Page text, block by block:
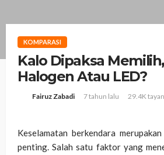
KOMPARASI
Kalo Dipaksa
Halogen Atau LED?
Fairuz Zabadi 7 tahun lalu 29.4K
Keselamatan berkendara
penting. Salah satu faktor yang